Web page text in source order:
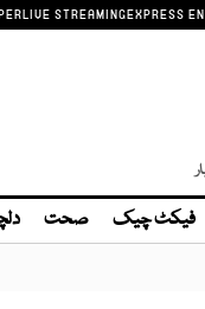
LIVE STREAMINGEXPRESS
فیکٹ چیک صحت